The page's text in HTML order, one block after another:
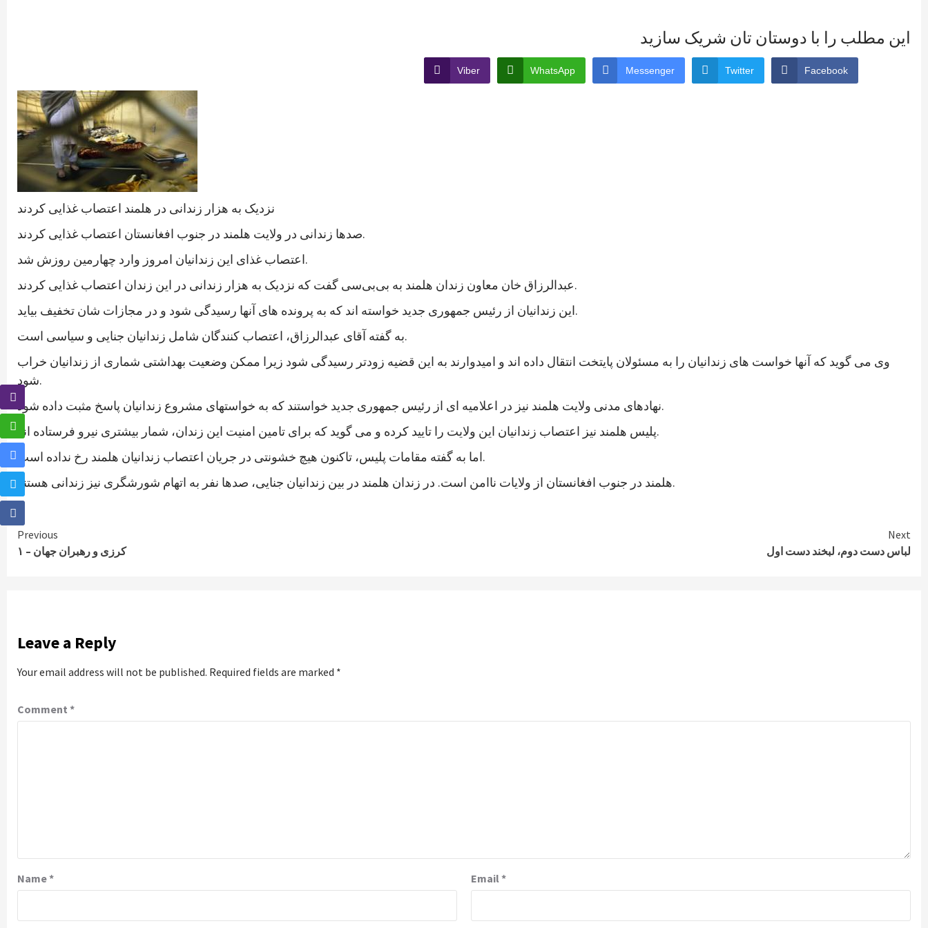
این مطلب را با دوستان تان شریک سازید
Viber WhatsApp Messenger Twitter Facebook
نزدیک به هزار زندانی در هلمند اعتصاب غذایی کردند
صدها زندانی در ولایت هلمند در جنوب افغانستان اعتصاب غذایی کردند.
اعتصاب غذای این زندانیان امروز وارد چهارمین روزش شد.
عبدالرزاق خان معاون زندان هلمند به بی‌بی‌سی گفت که نزدیک به هزار زندانی در این زندان اعتصاب غذایی کردند.
این زندانیان از رئیس جمهوری جدید خواسته اند که به پرونده های آنها رسیدگی شود و در مجازات شان تخفیف بیاید.
به گفته آقای عبدالرزاق، اعتصاب کنندگان شامل زندانیان جنایی و سیاسی است.
وی می گوید که آنها خواست های زندانیان را به مسئولان پایتخت انتقال داده اند و امیدوارند به این قضیه زودتر رسیدگی شود زیرا ممکن وضعیت بهداشتی شماری از زندانیان خراب
شود.
نهادهای مدنی ولایت هلمند نیز در اعلامیه ای از رئیس جمهوری جدید خواستند که به خواستهای مشروع زندانیان پاسخ مثبت داده شود.
پلیس هلمند نیز اعتصاب زندانیان این ولایت را تایید کرده و می گوید که برای تامین امنیت این زندان، شمار بیشتری نیرو فرستاده اند.
اما به گفته مقامات پلیس، تاکنون هیچ خشونتی در جریان اعتصاب زندانیان هلمند رخ نداده است.
هلمند در جنوب افغانستان از ولایات ناامن است. در زندان هلمند در بین زندانیان جنایی، صدها نفر به اتهام شورشگری نیز زندانی هستند.
Continue
Reading
Previous
کرزی و رهبران جهان – ۱
Next
لباس دست دوم، لبخند دست اول
Leave a Reply
Your email address will not be published. Required fields are marked *
Comment *
Name* Email*